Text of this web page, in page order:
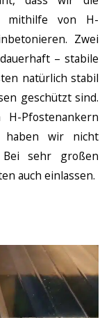
mithilfe von H-
Zwei
– stabile
natürlich stabil
geschützt sind.
Pfostenankern
haben wir nicht
Bei sehr großen
auch einlassen.